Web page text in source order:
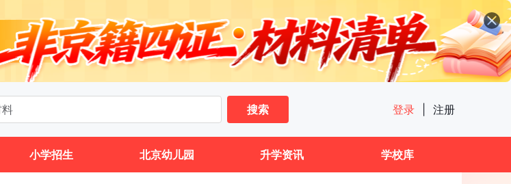
搜索
登录 注册
小学招生 北京幼儿园 升学资讯 学校库